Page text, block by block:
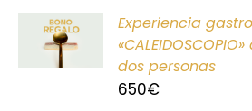
Experiencia
dos personas
650€